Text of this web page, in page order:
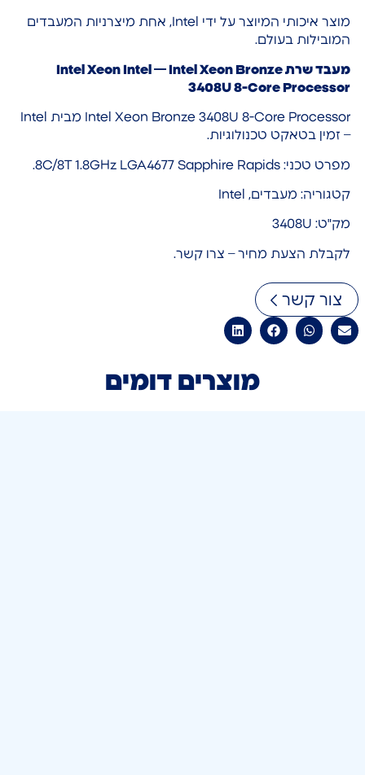
מוצר איכותי המיוצר על ידי Intel, אחת מיצרניות המעבדים
המובילות בעולם.
מעבד שרת Intel Xeon Intel — Intel Xeon Bronze
3408U 8-Core Processor
Intel Xeon Bronze 3408U 8-Core Processor מבית Intel
– זמין בטאקט טכנולוגיות.
מפרט טכני: 8C/8T 1.8GHz LGA4677 Sapphire Rapids.
קטגוריה: מעבדים, Intel
מק"ט: 3408U
לקבלת הצעת מחיר – צרו קשר.
צור קשר
מוצרים דומים